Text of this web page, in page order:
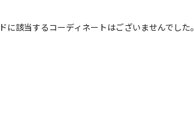
該当するコーディネートはございませんでした。